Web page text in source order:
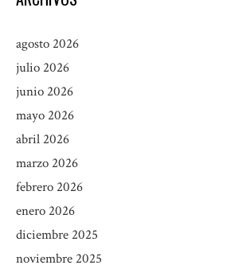
agosto 2026
julio 2026
junio 2026
mayo 2026
abril 2026
marzo 2026
febrero 2026
enero 2026
diciembre 2025
noviembre 2025